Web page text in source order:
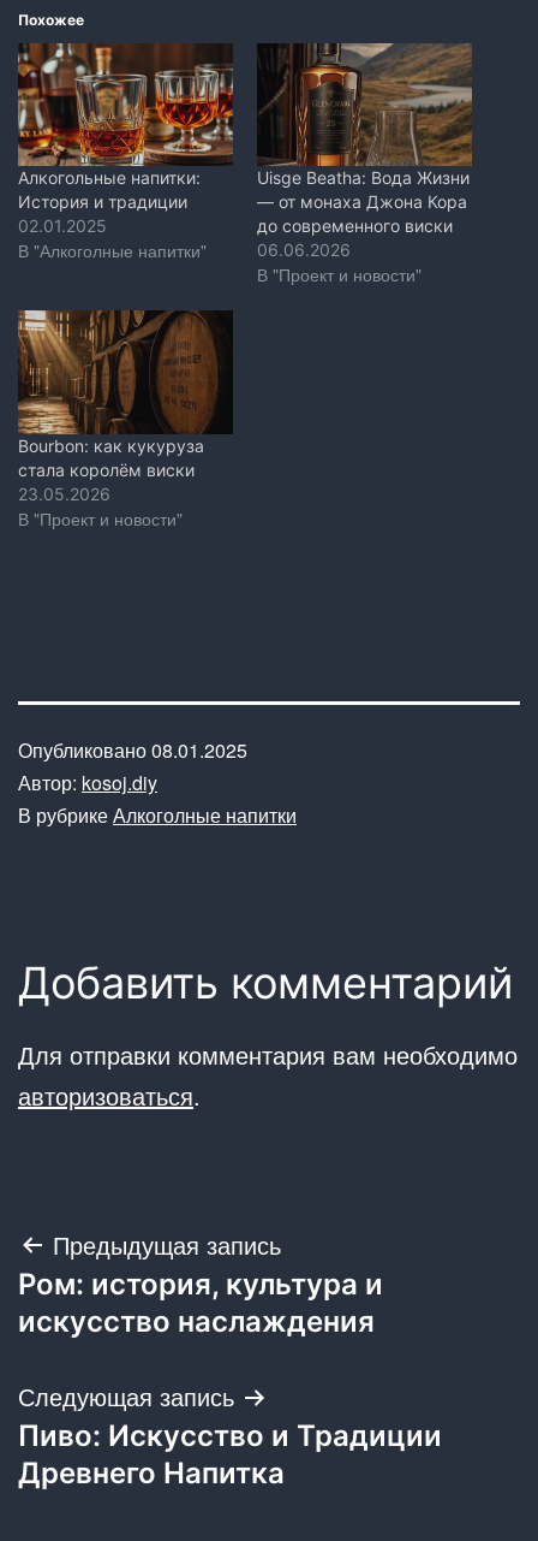
Похожее
Алкогольные напитки:
История и традиции
02.01.2025
В "Алкоголные напитки"
Uisge Beatha: Вода Жизни
— от монаха Джона Кора
до современного виски
06.06.2026
В "Проект и новости"
Bourbon: как кукуруза
стала королём виски
23.05.2026
В "Проект и новости"
Опубликовано08.01.2025
Автор: kosoj.diy
В рубрикеАлкоголные напитки
Добавить комментарий
Для отправки комментария вам необходимо
авторизоваться.
Навигация
по
Предыдущая запись
Ром: история, культура и
искусство наслаждения
Следующая запись
Пиво: Искусство и Традиции
Древнего Напитка